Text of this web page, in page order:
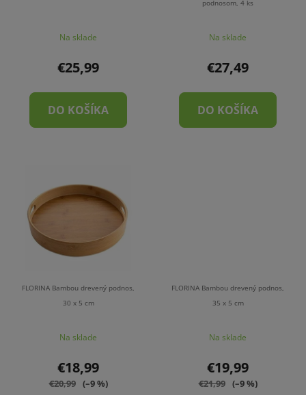
Na sklade
€25,99
DO KOŠÍKA
podnosom, 4 ks
Na sklade
€27,49
DO KOŠÍKA
FLORINA Bambou drevený podnos,
30 x 5 cm
Na sklade
€18,99
€20,99 (–9 %)
FLORINA Bambou drevený podnos,
35 x 5 cm
Na sklade
€19,99
€21,99 (–9 %)